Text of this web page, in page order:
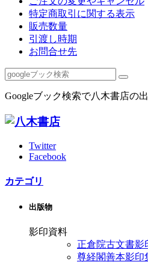
特定商取引に関する表示
販売数量
引渡し時期
お問合せ先
Googleブック検索で八木書店の
Twitter
Facebook
カテゴリ
出版物
影印資料
正倉院古文書影
尊経閣善本影印